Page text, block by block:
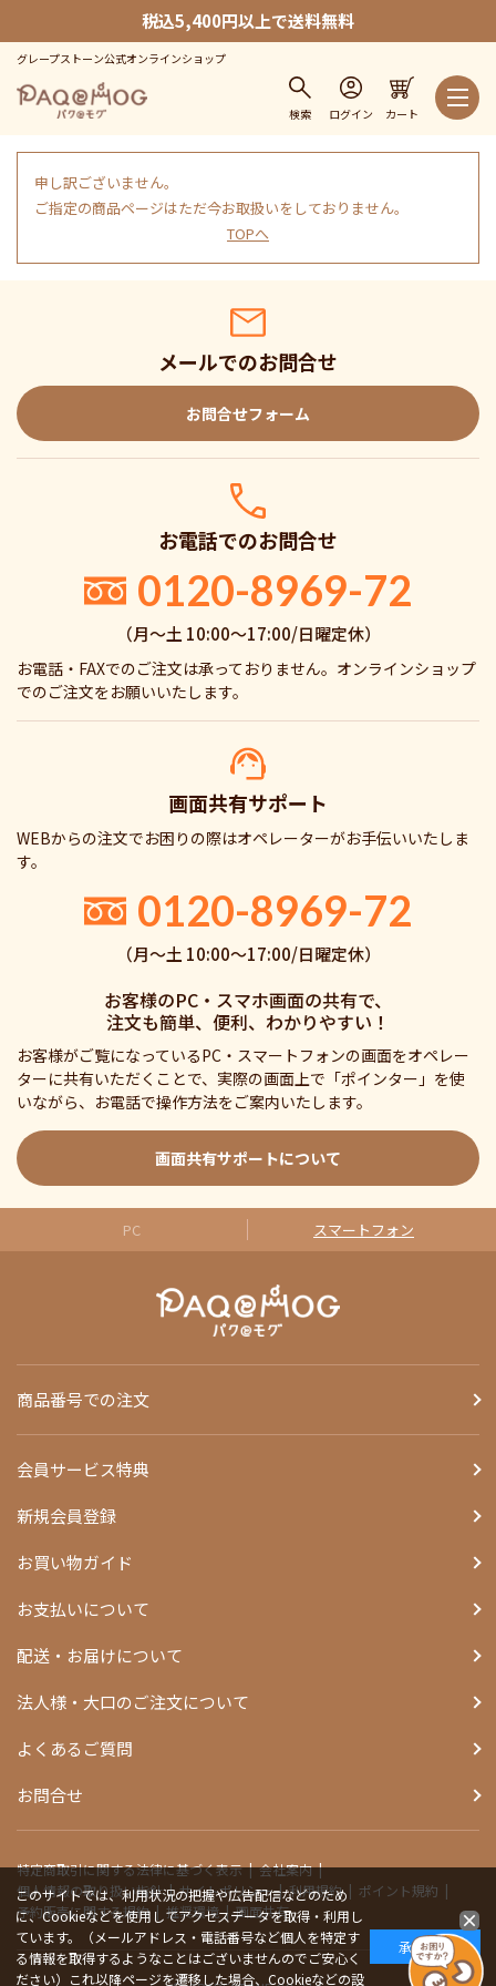
税込5,400円以上で送料無料
グレープストーン公式オンラインショップ
検索 ログイン カート
申し訳ございません。
ご指定の商品ページはただ今お取扱いをしておりません。
TOPへ
メールでのお問合せ
お問合せフォーム
お電話でのお問合せ
0120-8969-72
（月〜土 10:00〜17:00/日曜定休）
お電話・FAXでのご注文は承っておりません。オンラインショップ
でのご注文をお願いいたします。
画面共有サポート
WEBからの注文でお困りの際はオペレーターがお手伝いいたしま
す。
0120-8969-72
（月〜土 10:00〜17:00/日曜定休）
お客様のPC・スマホ画面の共有で、
注文も簡単、便利、わかりやすい！
お客様がご覧になっているPC・スマートフォンの画面をオペレー
ターに共有いただくことで、実際の画面上で「ポインター」を使
いながら、お電話で操作方法をご案内いたします。
画面共有サポートについて
PC スマートフォン
商品番号での注文
会員サービス特典
新規会員登録
お買い物ガイド
お支払いについて
配送・お届けについて
法人様・大口のご注文について
よくあるご質問
お問合せ
特定商取引に関する法律に基づく表示
会社案内
個人情報の取り扱い指針
サイトポリシー 利用規約
ポイント規約
予約販売に関する規約
推奨環境 画面共有
このサイトでは、利用状況の把握や広告配信などのため
に、Cookieなどを使用してアクセスデータを取得・利用し
ています。（メールアドレス・電話番号など個人を特定す
る情報を取得するようなことはございませんのでご安心く
ださい）これ以降ページを遷移した場合、Cookieなどの設
承諾する